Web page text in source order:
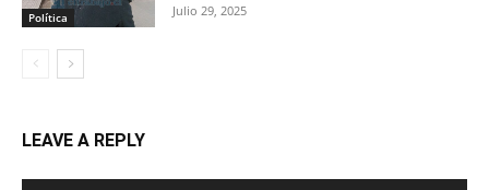
Política Julio 29, 2025
LEAVE A REPLY